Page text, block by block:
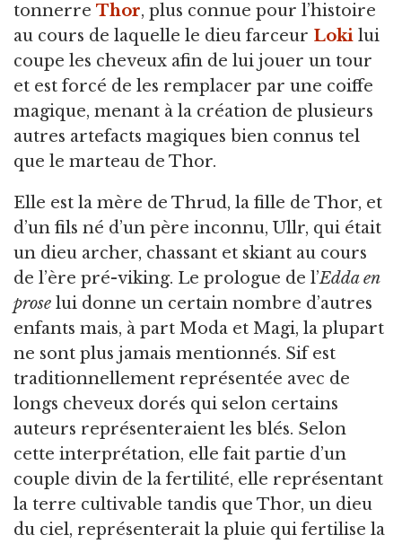
tonnerre Thor, plus connue pour l’histoire
au cours de laquelle le dieu farceur Loki lui
coupe les cheveux afin de lui jouer un tour
et est forcé de les remplacer par une coiffe
magique, menant à la création de plusieurs
autres artefacts magiques bien connus tel
que le marteau de Thor.
Elle est la mère de Thrud, la fille de Thor, et
d’un fils né d’un père inconnu, Ullr, qui était
un dieu archer, chassant et skiant au cours
de l’ère pré-viking. Le prologue de l’Edda en
prose lui donne un certain nombre d’autres
enfants mais, à part Moda et Magi, la plupart
ne sont plus jamais mentionnés. Sif est
traditionnellement représentée avec de
longs cheveux dorés qui selon certains
auteurs représenteraient les blés. Selon
cette interprétation, elle fait partie d’un
couple divin de la fertilité, elle représentant
la terre cultivable tandis que Thor, un dieu
du ciel, représenterait la pluie qui fertilise la